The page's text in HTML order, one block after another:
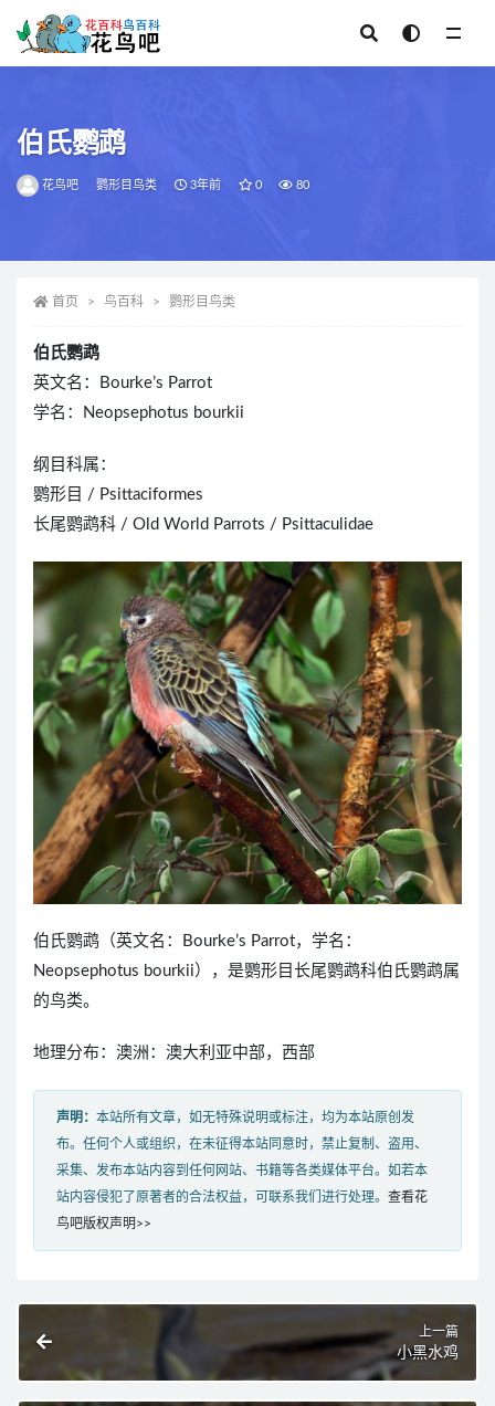
伯氏鹦鹉
花鸟吧 鹦形目鸟类 3年前 0 80
首页 鸟百科 鹦形目鸟类
伯氏鹦鹉
英文名：Bourke’s Parrot
学名：Neopsephotus bourkii
纲目科属：
鹦形目 / Psittaciformes
长尾鹦鹉科 / Old World Parrots / Psittaculidae
伯氏鹦鹉（英文名：Bourke’s Parrot，学名：
Neopsephotus bourkii），是鹦形目长尾鹦鹉科伯氏鹦鹉属
的鸟类。
地理分布：澳洲：澳大利亚中部，西部
声明： 本站所有文章，如无特殊说明或标注，均为本站原创发
布。任何个人或组织，在未征得本站同意时，禁止复制、盗用、
采集、发布本站内容到任何网站、书籍等各类媒体平台。如若本
站内容侵犯了原著者的合法权益，可联系我们进行处理。 查看花
鸟吧版权声明>>
上一篇
小黑水鸡